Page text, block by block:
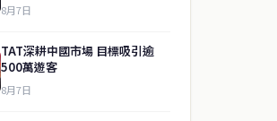
8月7日
TAT深耕中國市場 目標吸引逾
500萬遊客
8月7日